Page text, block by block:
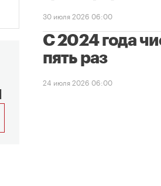
30 июля 2026 06:00
С 2024 года
пять раз
24 июля 2026 06:00